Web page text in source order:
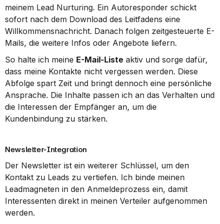
meinem Lead Nurturing. Ein Autoresponder schickt
sofort nach dem Download des Leitfadens eine
Willkommensnachricht. Danach folgen zeitgesteuerte E-
Mails, die weitere Infos oder Angebote liefern.
So halte ich meine E-Mail-Liste aktiv und sorge dafür,
dass meine Kontakte nicht vergessen werden. Diese
Abfolge spart Zeit und bringt dennoch eine persönliche
Ansprache. Die Inhalte passen ich an das Verhalten und
die Interessen der Empfänger an, um die
Kundenbindung zu stärken.
Newsletter-Integration
Der Newsletter ist ein weiterer Schlüssel, um den
Kontakt zu Leads zu vertiefen. Ich binde meinen
Leadmagneten in den Anmeldeprozess ein, damit
Interessenten direkt in meinen Verteiler aufgenommen
werden.